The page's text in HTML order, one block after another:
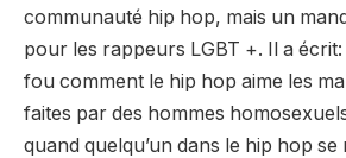
communauté hip hop, mais un
pour les rappeurs LGBT +. Il a écrit:
fou comment le hip hop aime les
faites par des hommes
quand quelqu’un dans le hip hop se